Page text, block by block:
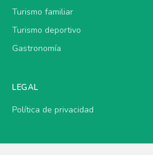
Turismo familiar
Turismo deportivo
Gastronomía
LEGAL
Política de privacidad